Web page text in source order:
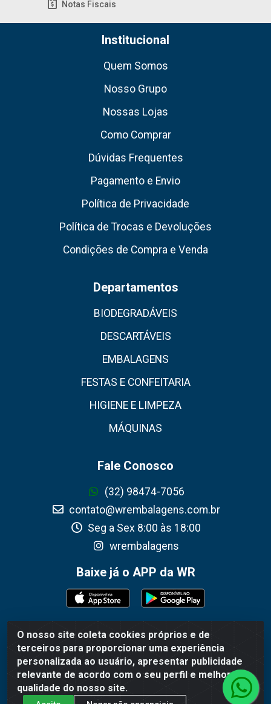
O nosso site coleta cookies próprios e de
terceiros para proporcionar uma experiência
personalizada ao usuário, apresentar publicidade
relevante de acordo com o seu perfil e melhorar a
qualidade do nosso site.
Notas Fiscais
Institucional
Quem Somos
Nosso Grupo
Nossas Lojas
Como Comprar
Dúvidas Frequentes
Pagamento e Envio
Política de Privacidade
Política de Trocas e Devoluções
Condições de Compra e Venda
Departamentos
BIODEGRADÁVEIS
DESCARTÁVEIS
EMBALAGENS
FESTAS E CONFEITARIA
HIGIENE E LIMPEZA
MÁQUINAS
Fale Conosco
(32) 98474-7056
contato@wrembalagens.com.br
Seg a Sex 8:00 às 18:00
wrembalagens
Baixe já o APP da WR
WR Embalagens - R. Cel. Teodoro Gomes de Araújo,
1360 - Grogotó - Barbacena / MG - CEP 36202-628 -
CNPJ 02.692.206/0001-55